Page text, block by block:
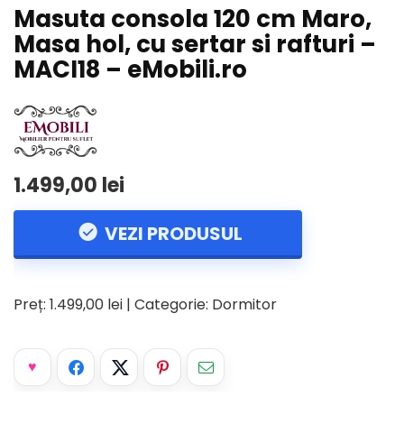
Masuta consola 120 cm Maro,
Masa hol, cu sertar si rafturi –
MACI18 – eMobili.ro
1.499,00 lei
VEZI PRODUSUL
Preț: 1.499,00 lei | Categorie: Dormitor